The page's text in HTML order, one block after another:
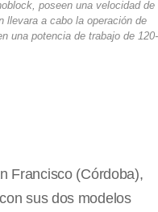
poseen una velocidad de
llevara a cabo la operación de
una potencia de trabajo de 120-
Francisco (Córdoba),
sus dos modelos